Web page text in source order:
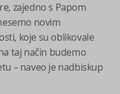
zajedno s Papom
novim
koje su oblikovale
taj način budemo
– naveo je nadbiskup